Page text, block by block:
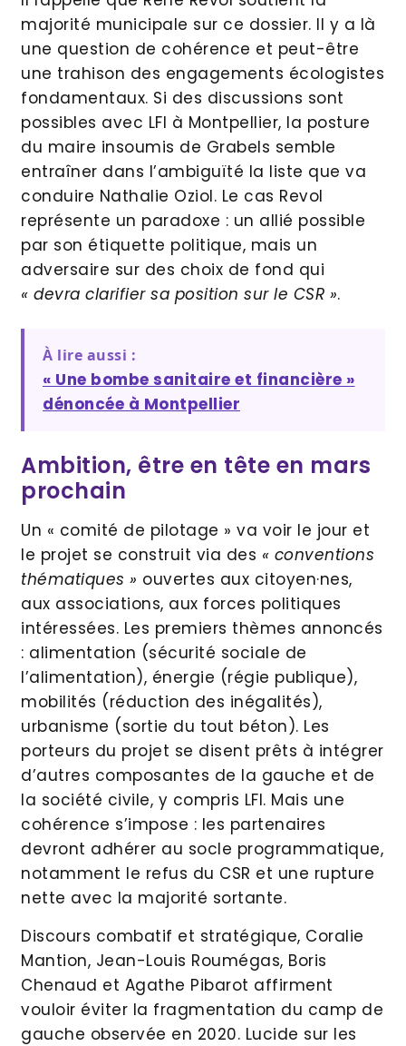
majorité municipale sur ce dossier. Il y a là
une question de cohérence et peut-être
une trahison des engagements écologistes
fondamentaux. Si des discussions sont
possibles avec LFI à Montpellier, la posture
du maire insoumis de Grabels semble
entraîner dans l’ambiguïté la liste que va
conduire Nathalie Oziol. Le cas Revol
représente un paradoxe : un allié possible
par son étiquette politique, mais un
adversaire sur des choix de fond qui
« devra clarifier sa position sur le CSR ».
À lire aussi :
« Une bombe sanitaire et financière »
dénoncée à Montpellier
Ambition, être en tête en mars
prochain
Un « comité de pilotage » va voir le jour et
le projet se construit via des « conventions
thématiques » ouvertes aux citoyen·nes,
aux associations, aux forces politiques
intéressées. Les premiers thèmes annoncés
: alimentation (sécurité sociale de
l’alimentation), énergie (régie publique),
mobilités (réduction des inégalités),
urbanisme (sortie du tout béton). Les
porteurs du projet se disent prêts à intégrer
d’autres composantes de la gauche et de
la société civile, y compris LFI. Mais une
cohérence s’impose : les partenaires
devront adhérer au socle programmatique,
notamment le refus du CSR et une rupture
nette avec la majorité sortante.
Discours combatif et stratégique, Coralie
Mantion, Jean-Louis Roumégas, Boris
Chenaud et Agathe Pibarot affirment
vouloir éviter la fragmentation du camp de
gauche observée en 2020. Lucide sur les